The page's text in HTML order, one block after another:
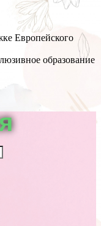
Европейского
образование